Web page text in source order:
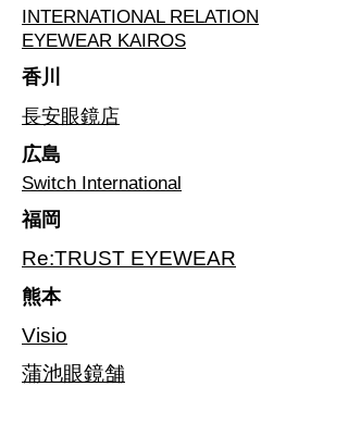
INTERNATIONAL RELATION
​EYEWEAR KAIROS
​香川
​長安眼鏡店
​広島
Switch International
​福岡
​Re:TRUST EYEWEAR
熊本
Visio
蒲池眼鏡舗